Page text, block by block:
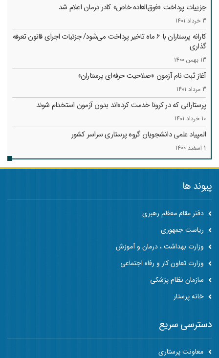
جزییات پرداخت «فوق‌العاده خاص» کادر درمان اعلام شد
3 خرداد 1401
کارانه‌ پرستاران با 6 ماه تاخیر پرداخت می‌شود/ جزئیات اجرای قانون تعرفه
گذاری
13 بهمن 1400
آغاز ثبت نام آزمون «صلاحیت حرفه‌ای پرستاران»
3 مرداد 1401
پرستارانی که در کرونا خدمت کرد‌ه‌اند بدون آزمون استخدام شوند
10 خرداد 1401
المپیاد علمی دانشجویان گروه پرستاری سراسر کشور
1 اسفند 1400
پیوند ها
دفتر مقام معظم رهبری
ریاست جمهوری
وزارت بهداشت ، درمان و آموزش
وزارت تعاون کار و رفاه اجتماعی
سازمان نظام پزشکی
خانه پرستار
دسترسی سریع
معاونت پرستاری